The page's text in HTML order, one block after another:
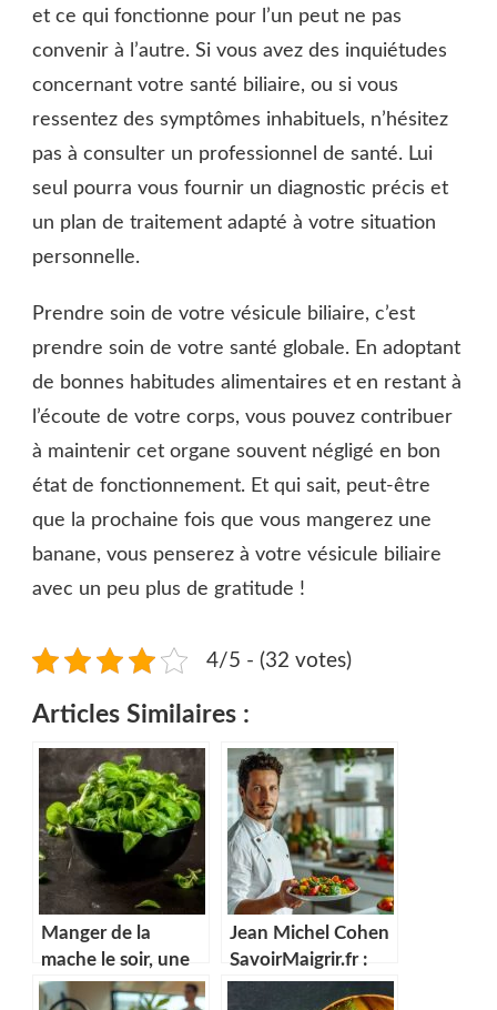
et ce qui fonctionne pour l’un peut ne pas
convenir à l’autre. Si vous avez des inquiétudes
concernant votre santé biliaire, ou si vous
ressentez des symptômes inhabituels, n’hésitez
pas à consulter un professionnel de santé. Lui
seul pourra vous fournir un diagnostic précis et
un plan de traitement adapté à votre situation
personnelle.
Prendre soin de votre vésicule biliaire, c’est
prendre soin de votre santé globale. En adoptant
de bonnes habitudes alimentaires et en restant à
l’écoute de votre corps, vous pouvez contribuer
à maintenir cet organe souvent négligé en bon
état de fonctionnement. Et qui sait, peut-être
que la prochaine fois que vous mangerez une
banane, vous penserez à votre vésicule biliaire
avec un peu plus de gratitude !
4/5 - (32 votes)
Articles Similaires :
Manger de la
mache le soir, une
bonne habitude ?
Jean Michel Cohen
SavoirMaigrir.fr :
Expert en perte de